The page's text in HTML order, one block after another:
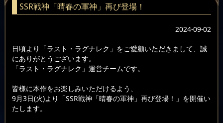
SSR戦神「晴春の軍神」再び登場！
2024-09-02
日頃より「ラスト・ラグナレク」をご愛顧いただきまして、誠
にありがとうございます。
「ラスト・ラグナレク」運営チームです。
皆様に本作をお楽しみいただけるよう、
9月3日(火)より「SSR戦神「晴春の軍神」再び登場！」を開催い
たします。